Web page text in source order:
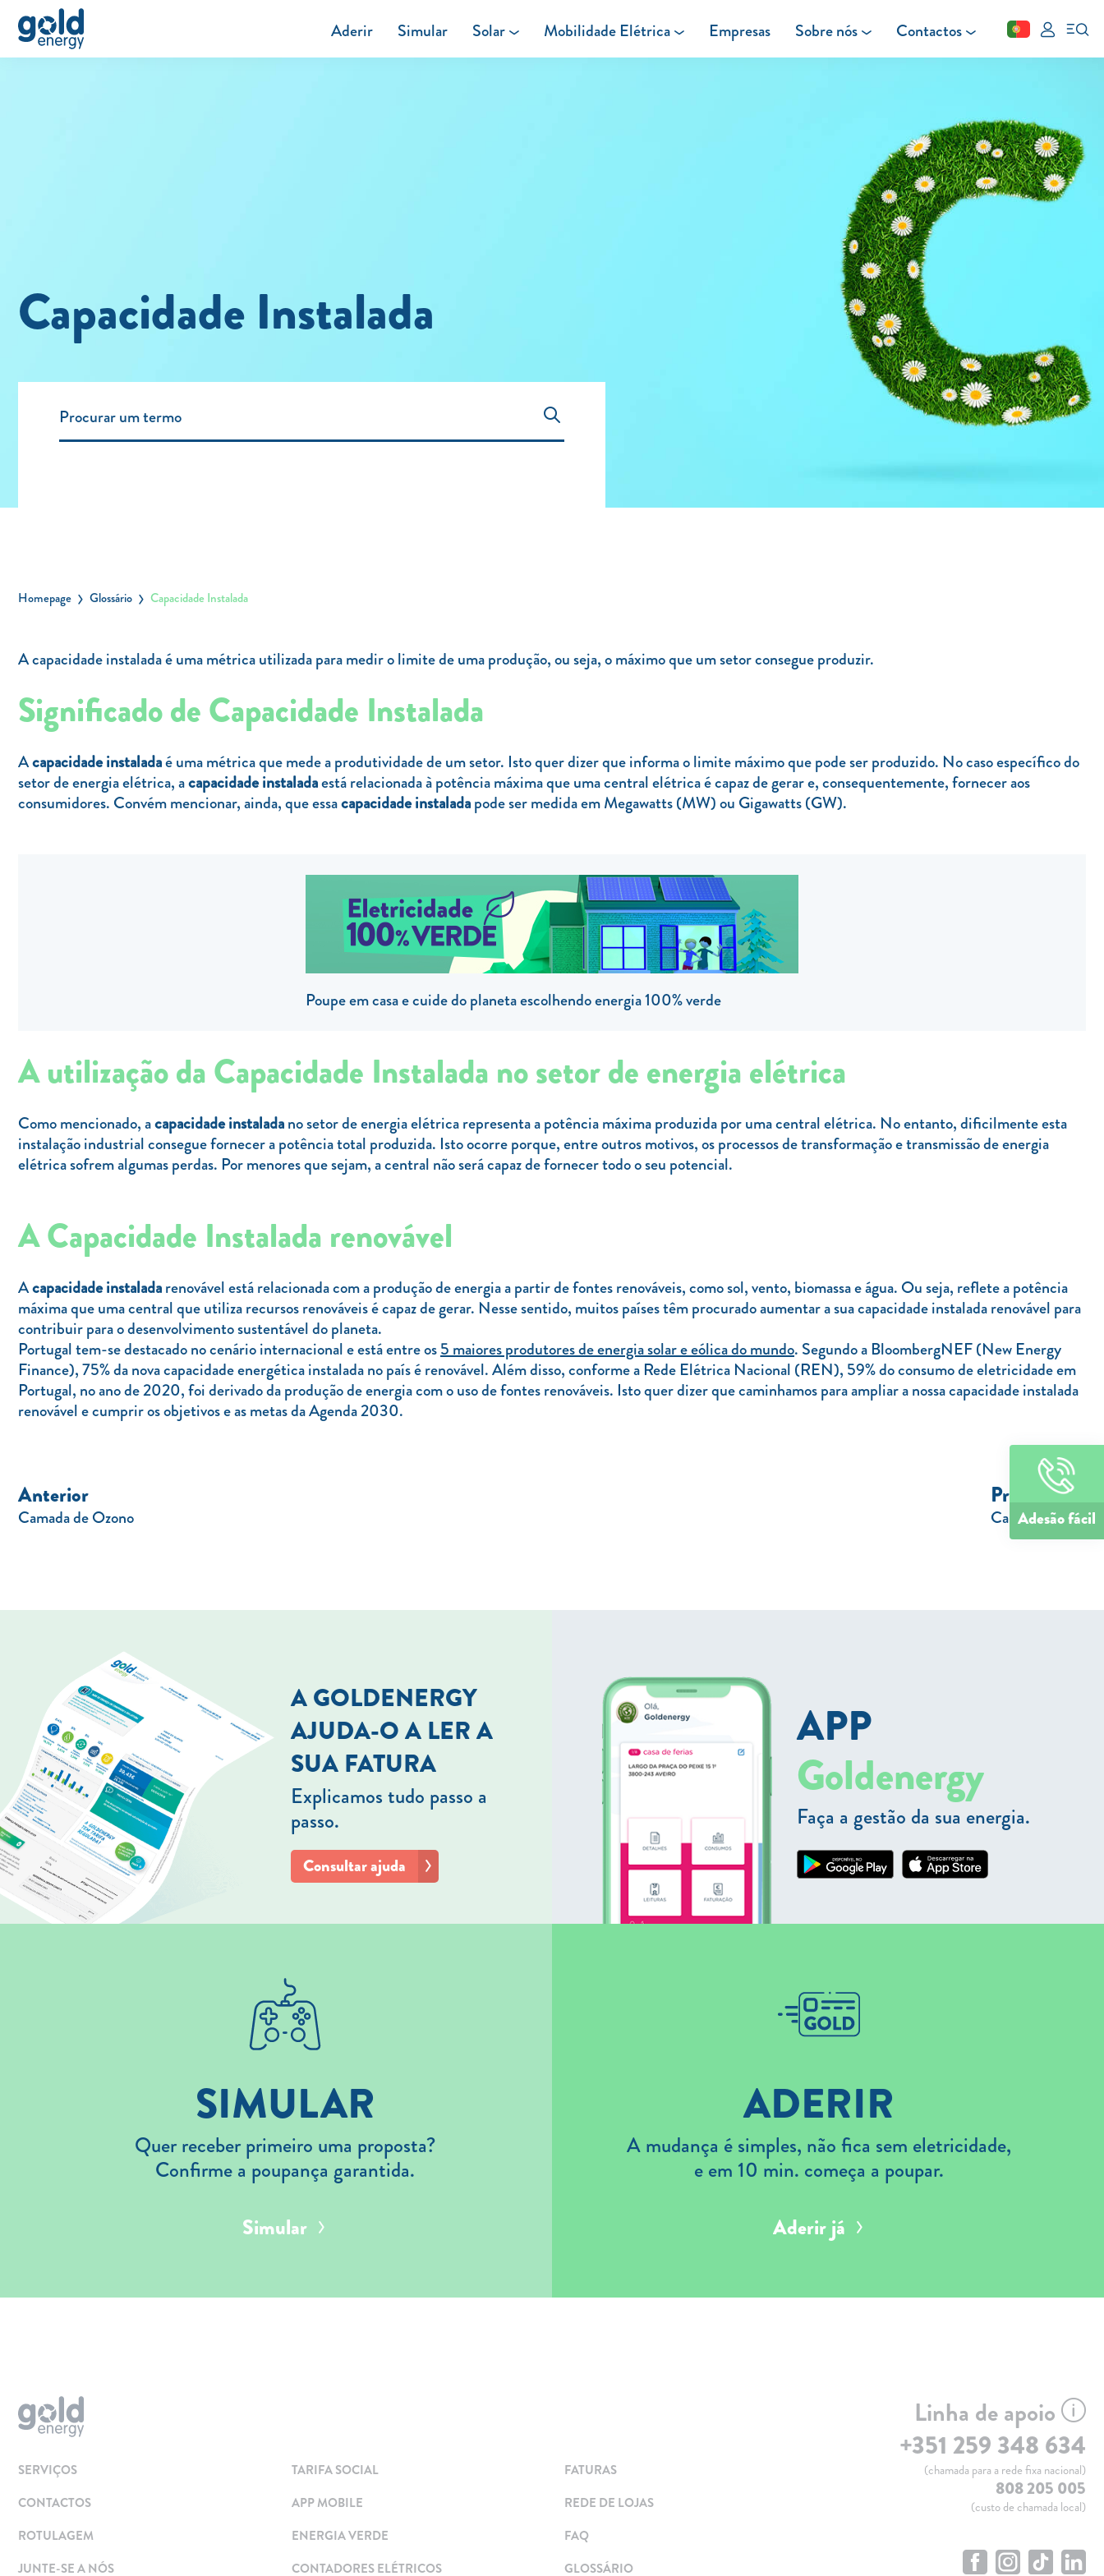
Aderir Simular Solar Mobilidade Elétrica Empresas Sobre nós Contactos
Simular
Solar
Painéis Solares
Excedentes de Produção
Energia verde
Mobilidade Elétrica
Carregar em Casa
Fechar
Capacidade Instalada
Homepage Glossário Capacidade Instalada
A capacidade instalada é uma métrica utilizada para medir o limite de uma produção, ou seja, o máximo que um setor consegue produzir.
Significado de Capacidade Instalada
Acapacidade instaladaé uma métrica que mede a produtividade de um setor. Isto quer dizer que informa o limite máximo que pode ser produzido. No caso específico do
setor de energia elétrica, acapacidade instaladaestá relacionada à potência máxima que uma central elétrica é capaz de gerar e, consequentemente, fornecer aos
consumidores. Convém mencionar, ainda, que essacapacidade instaladapode ser medida em Megawatts (MW) ou Gigawatts (GW).
Poupe em casa e cuide do planeta escolhendo energia 100% verde
A utilização da Capacidade Instalada no setor de energia elétrica
Como mencionado, acapacidade instaladano setor de energia elétrica representa a potência máxima produzida por uma central elétrica. No entanto, dificilmente esta
instalação industrial consegue fornecer a potência total produzida. Isto ocorre porque, entre outros motivos, os processos de transformação e transmissão de energia
elétrica sofrem algumas perdas. Por menores que sejam, a central não será capaz de fornecer todo o seu potencial.
A Capacidade Instalada renovável
Acapacidade instaladarenovável está relacionada com a produção de energia a partir de fontes renováveis, como sol, vento, biomassa e água. Ou seja, reflete a potência
máxima que uma central que utiliza recursos renováveis é capaz de gerar. Nesse sentido, muitos países têm procurado aumentar a sua capacidade instalada renovável para
contribuir para o desenvolvimento sustentável do planeta.
Portugal tem-se destacado no cenário internacional e está entre os5 maiores produtores de energia solar e eólica do mundo. Segundo a BloombergNEF (New Energy
Finance), 75% da nova capacidade energética instalada no país é renovável. Além disso, conforme a Rede Elétrica Nacional (REN), 59% do consumo de eletricidade em
Portugal, no ano de 2020, foi derivado da produção de energia com o uso de fontes renováveis. Isto quer dizer que caminhamos para ampliar a nossa capacidade instalada
renovável e cumprir os objetivos e as metas da Agenda 2030.
Anterior
Camada de Ozono
Próximo
Capital natural
A GOLDENERGY
AJUDA-O A LER A
SUA FATURA
Explicamos tudo passo a
passo.
Consultar ajuda
APP
Goldenergy
Faça a gestão da sua energia.
SIMULAR
Quer receber primeiro uma proposta?
Confirme a poupança garantida.
Simular
ADERIR
A mudança é simples, não fica sem eletricidade,
e em 10 min. começa a poupar.
Aderir já
Adesão fácil
SERVIÇOS
CONTACTOS
ROTULAGEM
JUNTE-SE A NÓS
TARIFA SOCIAL
APP MOBILE
ENERGIA VERDE
CONTADORES ELÉTRICOS
FATURAS
REDE DE LOJAS
FAQ
GLOSSÁRIO
Linha de apoio
+351 259 348 634
(chamada para a rede fixa nacional)
808 205 005
(custo de chamada local)